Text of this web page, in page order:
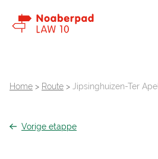
Home > Route > Jipsinghuizen-Ter Apel
Vorige etappe